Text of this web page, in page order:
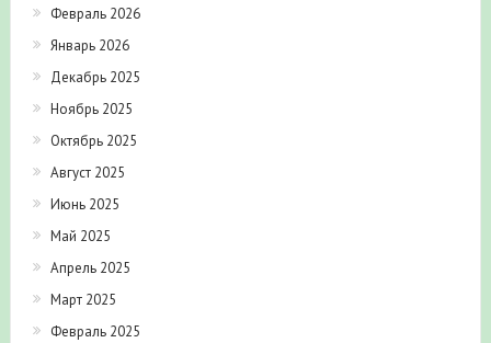
Февраль 2026
Январь 2026
Декабрь 2025
Ноябрь 2025
Октябрь 2025
Август 2025
Июнь 2025
Май 2025
Апрель 2025
Март 2025
Февраль 2025